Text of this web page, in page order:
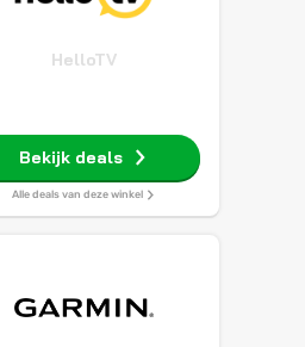
HelloTV
Bekijk deals
Alle deals van deze winkel